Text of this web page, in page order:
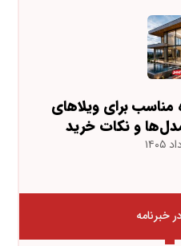
مناسب برای ویلاهای
و نکات خرید
خبرنامه